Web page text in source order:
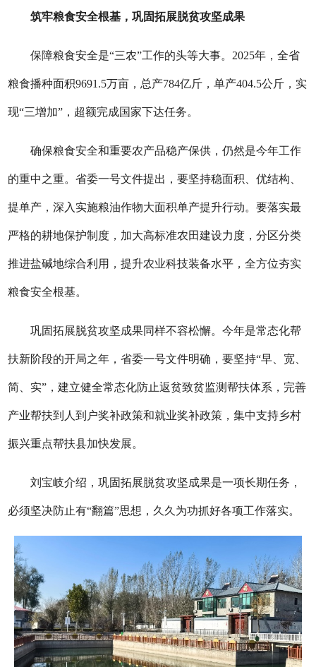
筑牢粮食安全根基，巩固拓展脱贫攻坚成果
保障粮食安全是“三农”工作的头等大事。2025年，全省
粮食播种面积9691.5万亩，总产784亿斤，单产404.5公斤，实
现“三增加”，超额完成国家下达任务。
确保粮食安全和重要农产品稳产保供，仍然是今年工作
的重中之重。省委一号文件提出，要坚持稳面积、优结构、
提单产，深入实施粮油作物大面积单产提升行动。要落实最
严格的耕地保护制度，加大高标准农田建设力度，分区分类
推进盐碱地综合利用，提升农业科技装备水平，全方位夯实
粮食安全根基。
巩固拓展脱贫攻坚成果同样不容松懈。今年是常态化帮
扶新阶段的开局之年，省委一号文件明确，要坚持“早、宽、
简、实”，建立健全常态化防止返贫致贫监测帮扶体系，完善
产业帮扶到人到户奖补政策和就业奖补政策，集中支持乡村
振兴重点帮扶县加快发展。
刘宝岐介绍，巩固拓展脱贫攻坚成果是一项长期任务，
必须坚决防止有“翻篇”思想，久久为功抓好各项工作落实。